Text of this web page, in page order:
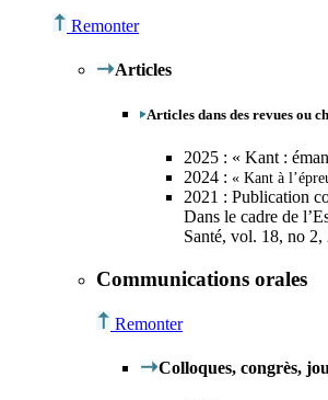
Remonter
Articles
Articles dans des revues ou
2025 : « Kant :
2024 : « Kant à
2021 : Publication
Dans le cadre de
Santé, vol. 18, no 2,
Communications orales
Remonter
Colloques, congrès,